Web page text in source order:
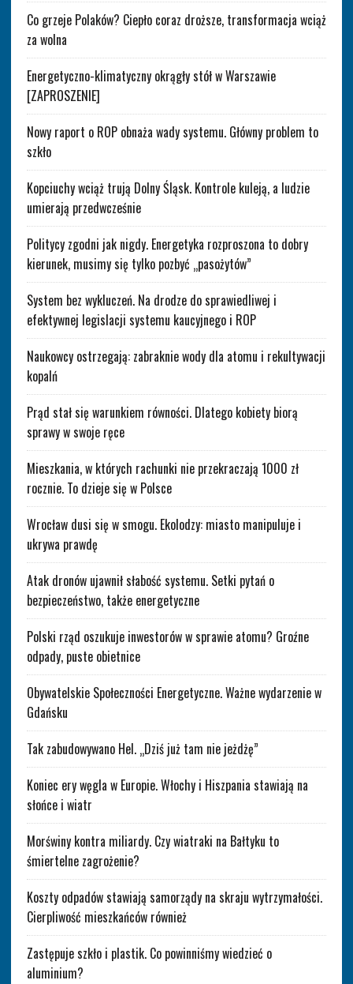
Co grzeje Polaków? Ciepło coraz droższe, transformacja wciąż
za wolna
Energetyczno-klimatyczny okrągły stół w Warszawie
[ZAPROSZENIE]
Nowy raport o ROP obnaża wady systemu. Główny problem to
szkło
Kopciuchy wciąż trują Dolny Śląsk. Kontrole kuleją, a ludzie
umierają przedwcześnie
Politycy zgodni jak nigdy. Energetyka rozproszona to dobry
kierunek, musimy się tylko pozbyć „pasożytów”
System bez wykluczeń. Na drodze do sprawiedliwej i
efektywnej legislacji systemu kaucyjnego i ROP
Naukowcy ostrzegają: zabraknie wody dla atomu i rekultywacji
kopalń
Prąd stał się warunkiem równości. Dlatego kobiety biorą
sprawy w swoje ręce
Mieszkania, w których rachunki nie przekraczają 1000 zł
rocznie. To dzieje się w Polsce
Wrocław dusi się w smogu. Ekolodzy: miasto manipuluje i
ukrywa prawdę
Atak dronów ujawnił słabość systemu. Setki pytań o
bezpieczeństwo, także energetyczne
Polski rząd oszukuje inwestorów w sprawie atomu? Groźne
odpady, puste obietnice
Obywatelskie Społeczności Energetyczne. Ważne wydarzenie w
Gdańsku
Tak zabudowywano Hel. „Dziś już tam nie jeżdżę”
Koniec ery węgla w Europie. Włochy i Hiszpania stawiają na
słońce i wiatr
Morświny kontra miliardy. Czy wiatraki na Bałtyku to
śmiertelne zagrożenie?
Koszty odpadów stawiają samorządy na skraju wytrzymałości.
Cierpliwość mieszkańców również
Zastępuje szkło i plastik. Co powinniśmy wiedzieć o
aluminium?